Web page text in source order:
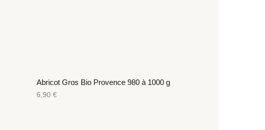
Abricot Gros Bio Provence 980 à 1000 g
6,90 €